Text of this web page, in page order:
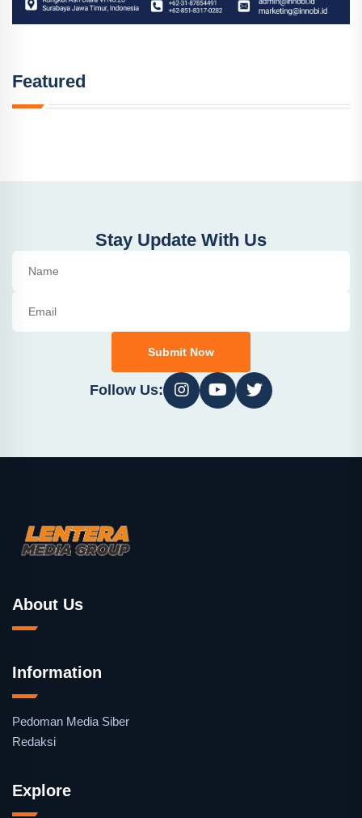
Featured
Stay Update With Us
Submit Now
Follow Us:
About Us
Information
Pedoman Media Siber
Redaksi
Explore